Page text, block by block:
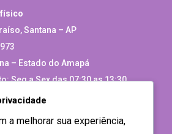
físico
Santana – AP
– Estado do Amapá
Seg a Sex das 07:30 as 13:30
a melhorar sua experiência,